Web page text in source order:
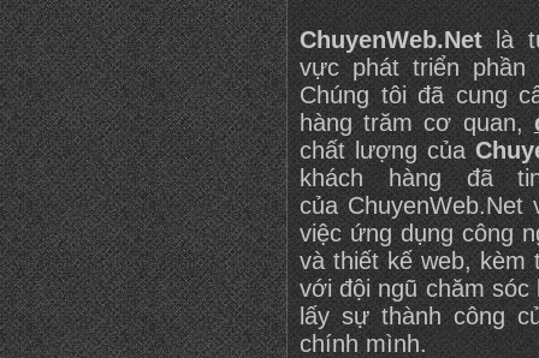
ChuyenWeb.Netlà
vực phát triển
Chúng tôi đã cung
hàng trăm cơ quan,
chất lượng của
khách hàng đã
củaChuyenWeb.Net
việc ứng dụng công
và thiết kế web, kèm
với đội ngũ chăm sóc
lấy sự thành công
chính mình.